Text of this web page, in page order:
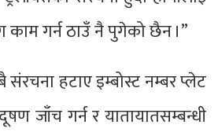
काम गर्न ठाउँ नै पुगेको छैन ।”
हटाए इम्बोस्ट नम्बर प्लेट
जाँच गर्न र यातायातसम्बन्धी